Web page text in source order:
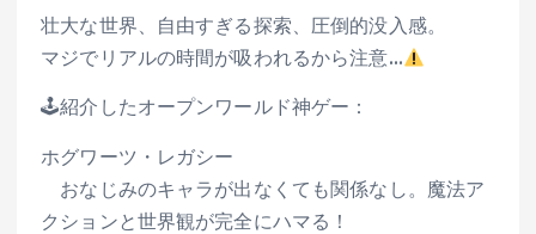
壮大な世界、自由すぎる探索、圧倒的没入感。
マジでリアルの時間が吸われるから注意…
🕹紹介したオープンワールド神ゲー：
ホグワーツ・レガシー
おなじみのキャラが出なくても関係なし。魔法ア
クションと世界観が完全にハマる！